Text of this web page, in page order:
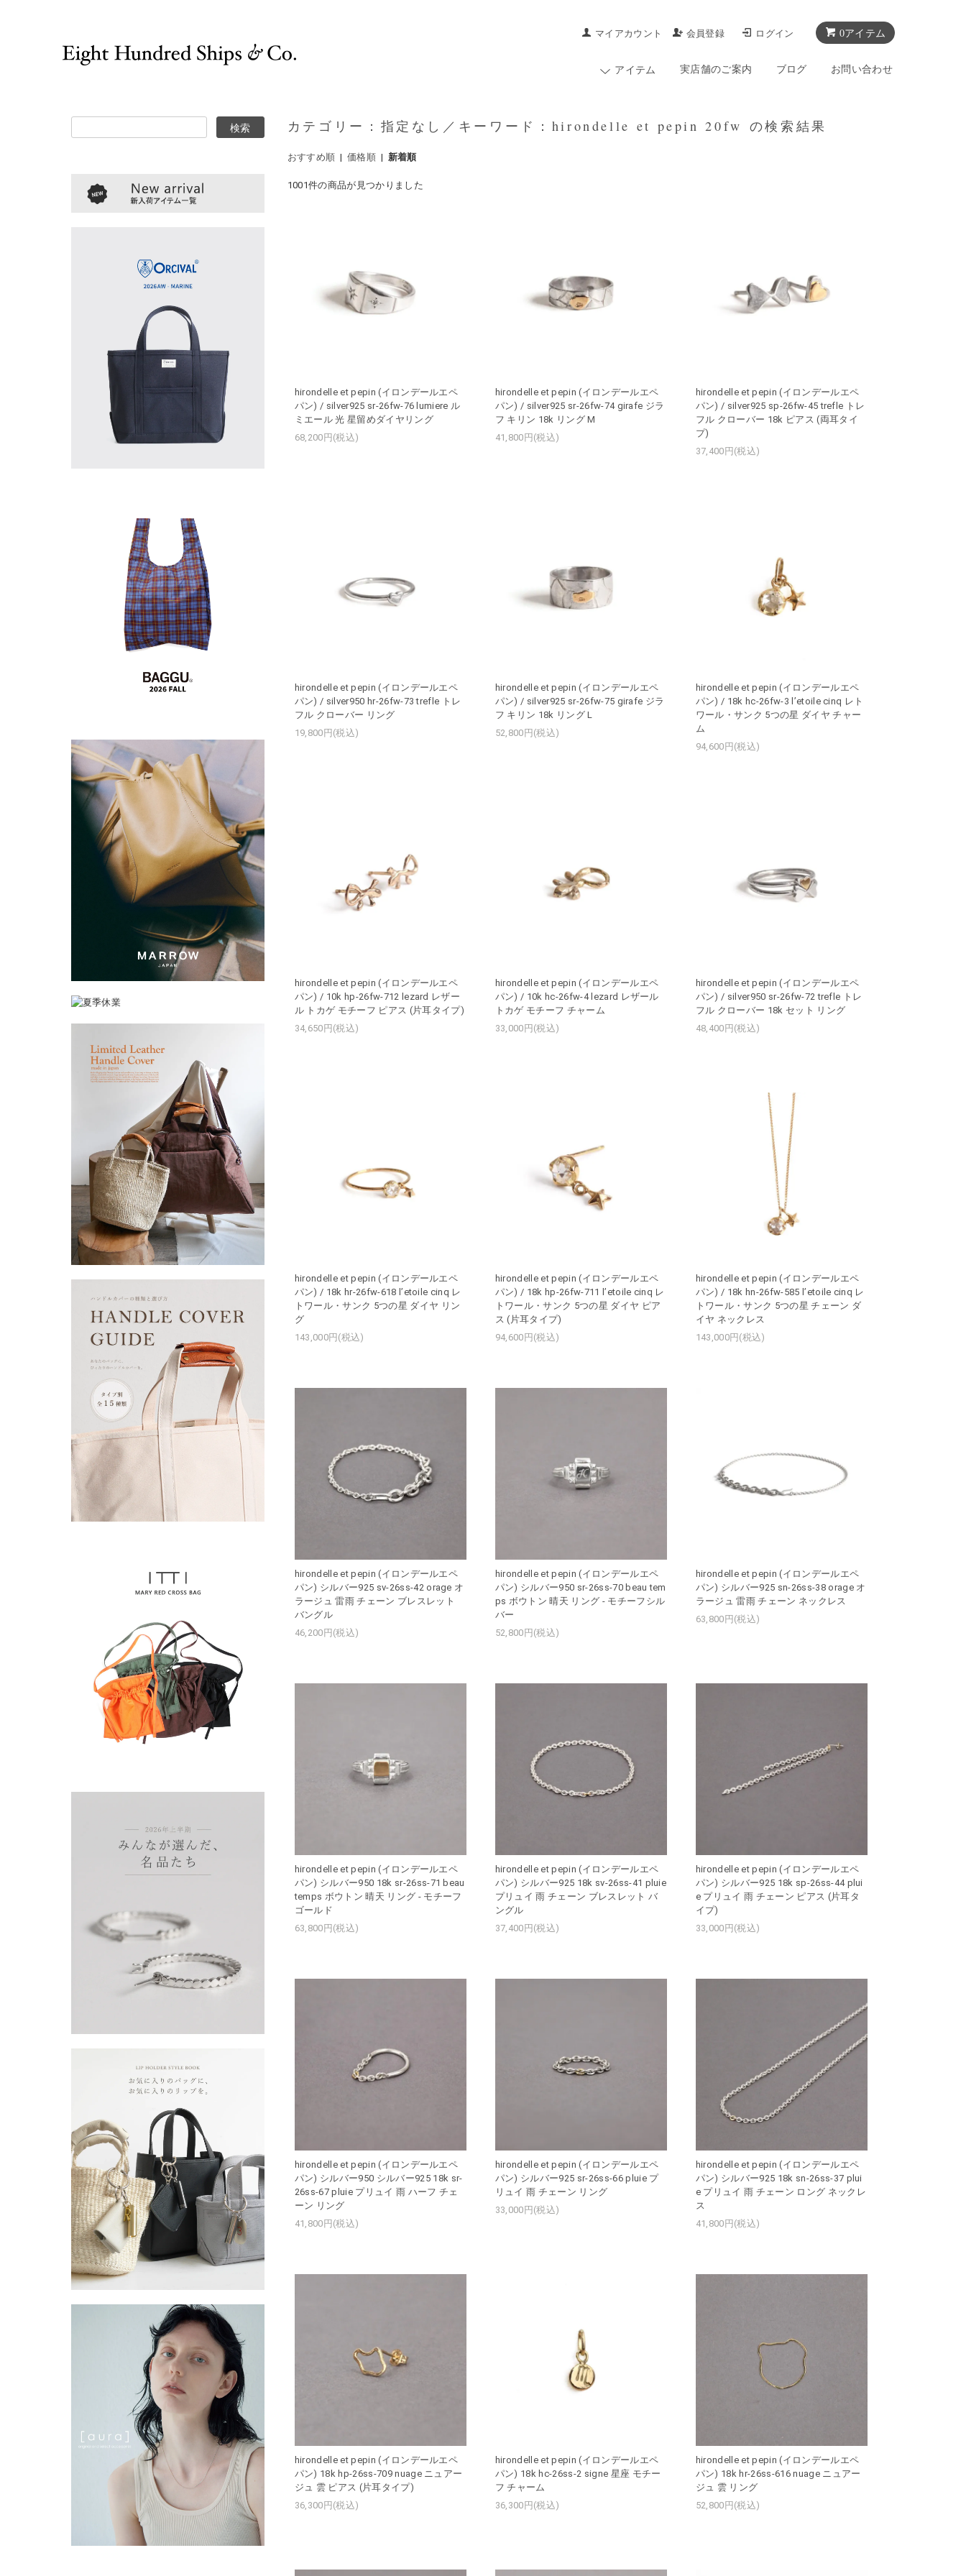
0アイテム
マイアカウント 会員登録 ログイン
アイテム 実店舗のご案内 ブログ お問い合わせ
カテゴリー：指定なし／キーワード：hirondelle et pepin 20fw の検索結果
おすすめ順 | 価格順| 新着順
1001件の商品が見つかりました
hirondelle et pepin (イロンデールエペ
パン) / silver925 sr-26fw-76 lumiere ル
ミエール 光 星留めダイヤリング
68,200円(税込)
hirondelle et pepin (イロンデールエペ
パン) / silver925 sr-26fw-74 girafe ジラ
フ キリン 18k リング M
41,800円(税込)
hirondelle et pepin (イロンデールエペ
パン) / silver925 sp-26fw-45 trefle トレ
フル クローバー 18k ピアス (両耳タイ
プ)
37,400円(税込)
hirondelle et pepin (イロンデールエペ
パン) / silver950 hr-26fw-73 trefle トレ
フル クローバー リング
19,800円(税込)
hirondelle et pepin (イロンデールエペ
パン) / silver925 sr-26fw-75 girafe ジラ
フ キリン 18k リング L
52,800円(税込)
hirondelle et pepin (イロンデールエペ
パン) / 18k hc-26fw-3 l’etoile cinq レト
ワール・サンク 5つの星 ダイヤ チャー
ム
94,600円(税込)
hirondelle et pepin (イロンデールエペ
パン) / 10k hp-26fw-712 lezard レザー
ル トカゲ モチーフ ピアス (片耳タイプ)
34,650円(税込)
hirondelle et pepin (イロンデールエペ
パン) / 10k hc-26fw-4 lezard レザール
トカゲ モチーフ チャーム
33,000円(税込)
hirondelle et pepin (イロンデールエペ
パン) / silver950 sr-26fw-72 trefle トレ
フル クローバー 18k セット リング
48,400円(税込)
hirondelle et pepin (イロンデールエペ
パン) / 18k hr-26fw-618 l’etoile cinq レ
トワール・サンク 5つの星 ダイヤ リン
グ
143,000円(税込)
hirondelle et pepin (イロンデールエペ
パン) / 18k hp-26fw-711 l’etoile cinq レ
トワール・サンク 5つの星 ダイヤ ピア
ス (片耳タイプ)
94,600円(税込)
hirondelle et pepin (イロンデールエペ
パン) / 18k hn-26fw-585 l’etoile cinq レ
トワール・サンク 5つの星 チェーン ダ
イヤ ネックレス
143,000円(税込)
hirondelle et pepin (イロンデールエペ
パン) シルバー925 sv-26ss-42 orage オ
ラージュ 雷雨 チェーン ブレスレット
バングル
46,200円(税込)
hirondelle et pepin (イロンデールエペ
パン) シルバー950 sr-26ss-70 beau tem
ps ボウトン 晴天 リング - モチーフシル
バー
52,800円(税込)
hirondelle et pepin (イロンデールエペ
パン) シルバー925 sn-26ss-38 orage オ
ラージュ 雷雨 チェーン ネックレス
63,800円(税込)
hirondelle et pepin (イロンデールエペ
パン) シルバー950 18k sr-26ss-71 beau
temps ボウトン 晴天 リング - モチーフ
ゴールド
63,800円(税込)
hirondelle et pepin (イロンデールエペ
パン) シルバー925 18k sv-26ss-41 pluie
プリュイ 雨 チェーン ブレスレット バ
ングル
37,400円(税込)
hirondelle et pepin (イロンデールエペ
パン) シルバー925 18k sp-26ss-44 plui
e プリュイ 雨 チェーン ピアス (片耳タ
イプ)
33,000円(税込)
hirondelle et pepin (イロンデールエペ
パン) シルバー950 シルバー925 18k sr-
26ss-67 pluie プリュイ 雨 ハーフ チェ
ーン リング
41,800円(税込)
hirondelle et pepin (イロンデールエペ
パン) シルバー925 sr-26ss-66 pluie プ
リュイ 雨 チェーン リング
33,000円(税込)
hirondelle et pepin (イロンデールエペ
パン) シルバー925 18k sn-26ss-37 plui
e プリュイ 雨 チェーン ロング ネックレ
ス
41,800円(税込)
hirondelle et pepin (イロンデールエペ
パン) 18k hp-26ss-709 nuage ニュアー
ジュ 雲 ピアス (片耳タイプ)
36,300円(税込)
hirondelle et pepin (イロンデールエペ
パン) 18k hc-26ss-2 signe 星座 モチー
フ チャーム
36,300円(税込)
hirondelle et pepin (イロンデールエペ
パン) 18k hr-26ss-616 nuage ニュアー
ジュ 雲 リング
52,800円(税込)